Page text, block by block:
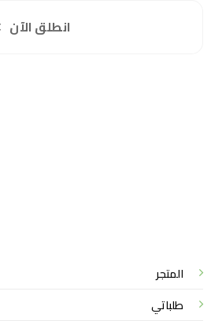
انطلق الآن
المتجر
طلباتي